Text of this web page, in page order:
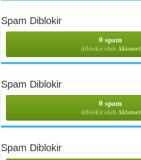
Spam Diblokir
0 spam
diblokir oleh Akismet
Spam Diblokir
0 spam
diblokir oleh Akismet
Spam Diblokir